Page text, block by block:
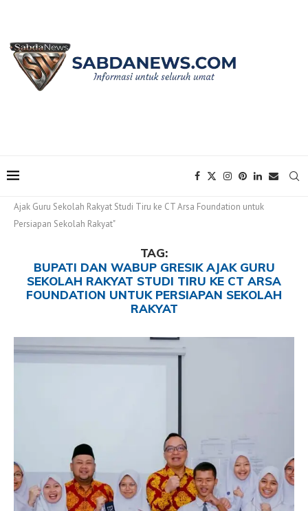
Ajak Guru Sekolah Rakyat Studi Tiru ke CT Arsa Foundation untuk
Persiapan Sekolah Rakyat"
TAG:
BUPATI DAN WABUP GRESIK AJAK GURU
SEKOLAH RAKYAT STUDI TIRU KE CT ARSA
FOUNDATION UNTUK PERSIAPAN SEKOLAH
RAKYAT